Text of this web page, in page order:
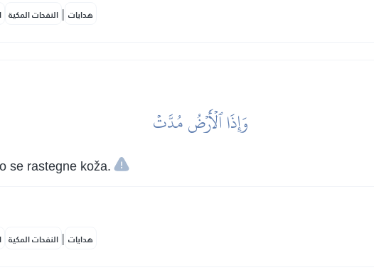
النفحات المكية | هدايات
وَإِذَا ٱلۡأَرۡضُ مُدَّتۡ
se rastegne koža.
النفحات المكية | هدايات